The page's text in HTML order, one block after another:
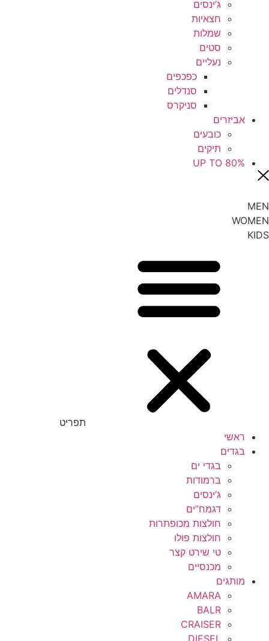
ג’ינסים
חצאיות
שמלות
סטים
נעליים
כפכפים
סנדלים
סניקרס
אביזרים
כובעים
תיקים
UP TO 80%
MEN
WOMEN
KIDS
תפריט
ראשי
בגדים
בגדי ים
ברמודות
ג’ינסים
דגמח”ים
חולצות מכופתרות
חולצות פולו
טי שירט קצר
מכנסיים
מותגים
AMARA
BALR
CRAISER